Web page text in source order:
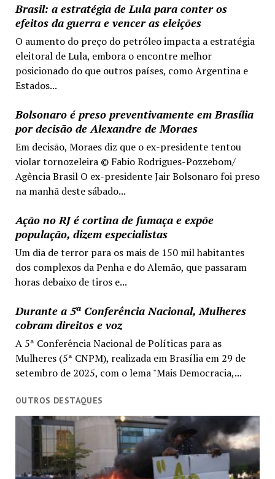
Brasil: a estratégia de Lula para conter os
efeitos da guerra e vencer as eleições
O aumento do preço do petróleo impacta a estratégia
eleitoral de Lula, embora o encontre melhor
posicionado do que outros países, como Argentina e
Estados...
Bolsonaro é preso preventivamente em Brasília
por decisão de Alexandre de Moraes
Em decisão, Moraes diz que o ex-presidente tentou
violar tornozeleira © Fabio Rodrigues-Pozzebom/
Agência Brasil O ex-presidente Jair Bolsonaro foi preso
na manhã deste sábado...
Ação no RJ é cortina de fumaça e expõe
população, dizem especialistas
Um dia de terror para os mais de 150 mil habitantes
dos complexos da Penha e do Alemão, que passaram
horas debaixo de tiros e...
Durante a 5ª Conferência Nacional, Mulheres
cobram direitos e voz
A 5ª Conferência Nacional de Políticas para as
Mulheres (5ª CNPM), realizada em Brasília em 29 de
setembro de 2025, com o lema "Mais Democracia,...
OUTROS DESTAQUES